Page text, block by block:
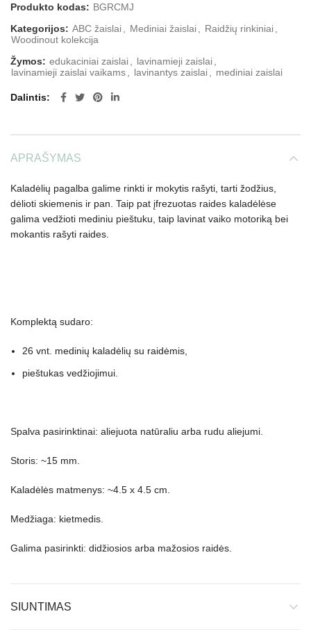
Produkto kodas: BGRCMJ
Kategorijos: ABC žaislai Mediniai žaislai Raidžių rinkiniai
Woodinout kolekcija
Žymos: edukaciniai zaislai lavinamieji zaislai
lavinamieji zaislai vaikams
lavinantys zaislai mediniai zaislai
Dalintis
APRAŠYMAS
Kaladėlių pagalba galime rinkti ir mokytis rašyti, tarti žodžius,
dėlioti skiemenis ir pan. Taip pat įfrezuotas raides kaladėlėse
galima vedžioti mediniu pieštuku, taip lavinat vaiko motoriką bei
mokantis rašyti raides.
Komplektą sudaro:
26 vnt. medinių kaladėlių su raidėmis,
pieštukas vedžiojimui.
Spalva pasirinktinai: aliejuota natūraliu arba rudu aliejumi.
Storis: ~15 mm.
Kaladėlės matmenys: ~4.5 x 4.5 cm.
Medžiaga: kietmedis.
Galima pasirinkti: didžiosios arba mažosios raidės.
SIUNTIMAS